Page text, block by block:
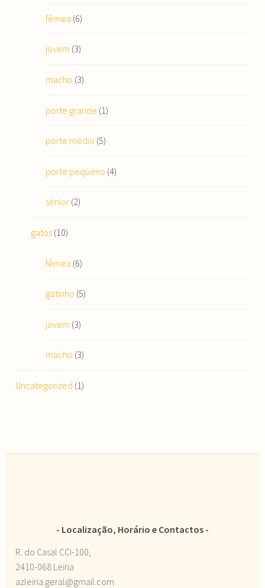
fêmea (6)
jovem (3)
macho (3)
porte grande (1)
porte médio (5)
porte pequeno (4)
sénior (2)
gatos(10)
fêmea (6)
gatinho (5)
jovem (3)
macho (3)
Uncategorized (1)
Localização, Horário e Contactos
R. do Casal CCI-100,
2410-068 Leiria
azleiria.geral@gmail.com